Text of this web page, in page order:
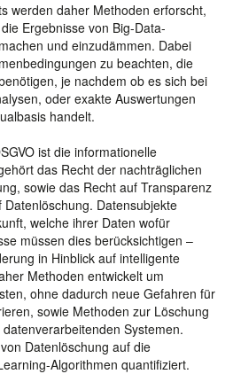
werden daher Methoden erforscht,
Ergebnisse von Big-Data-
und einzudämmen. Dabei
zu beachten, die
je nachdem ob es sich bei
oder exakte Auswertungen
handelt.
ist die informationelle
das Recht der nachträglichen
sowie das Recht auf Transparenz
Datensubjekte
welche ihrer Daten wofür
müssen dies berücksichtigen –
in Hinblick auf intelligente
Methoden entwickelt um
ohne dadurch neue Gefahren für
sowie Methoden zur Löschung
Systemen.
Datenlöschung auf die
Algorithmen quantifiziert.